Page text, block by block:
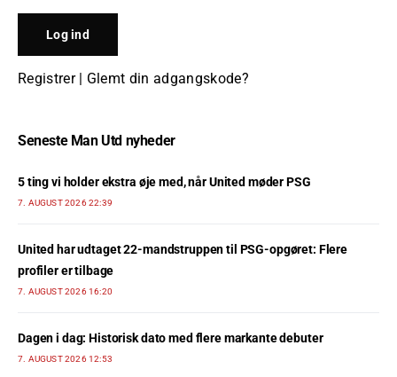
Registrer| Glemt din adgangskode?
Seneste Man Utd nyheder
5 ting vi holder ekstra øje med, når United møder PSG
7. AUGUST 2026 22:39
United har udtaget 22-mandstruppen til PSG-opgøret: Flere
profiler er tilbage
7. AUGUST 2026 16:20
Dagen i dag: Historisk dato med flere markante debuter
7. AUGUST 2026 12:53